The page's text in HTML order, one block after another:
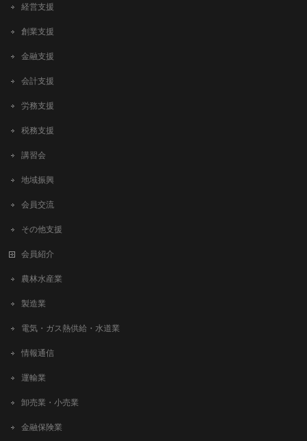
経営支援
創業支援
金融支援
会計支援
労務支援
税務支援
講習会
地域振興
会員交流
その他支援
会員紹介
農林水産業
製造業
電気・ガス熱供給・水道業
情報通信
運輸業
卸売業・小売業
金融保険業